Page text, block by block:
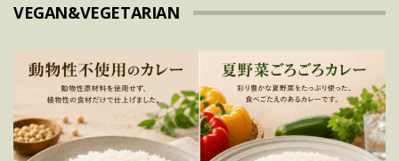
VEGAN&VEGETARIAN